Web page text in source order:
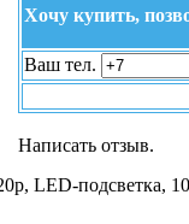
Хочу купить,
Ваш тел.
Написать отзыв.
LED-подсветка,